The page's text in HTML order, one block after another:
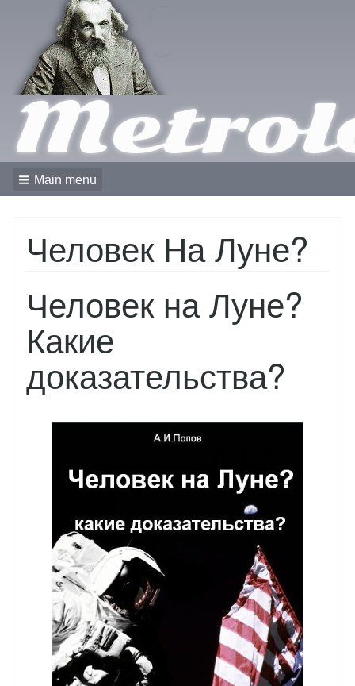
Main menu
Человек На Луне?
Человек на Луне?
Какие
доказательства?